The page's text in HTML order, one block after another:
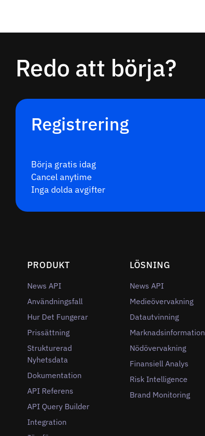
Redo att börja?
Registrering
Börja gratis idag
Cancel anytime
Inga dolda avgifter
PRODUKT
News API
Användningsfall
Hur Det Fungerar
Prissättning
Strukturerad
Nyhetsdata
Dokumentation
API Referens
API Query Builder
Integration
LÖSNING
News API
Medieövervakning
Datautvinning
Marknadsinformation
Nödövervakning
Finansiell Analys
Risk Intelligence
Brand Monitoring